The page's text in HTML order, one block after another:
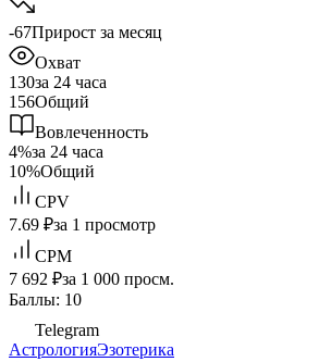
-67Прирост за месяц
Охват
130за 24 часа
156Общий
Вовлеченность
4%за 24 часа
10%Общий
CPV
7.69 ₽за 1 просмотр
CPM
7 692 ₽за 1 000 просм.
Баллы: 10
Telegram
АстрологияЭзотерика